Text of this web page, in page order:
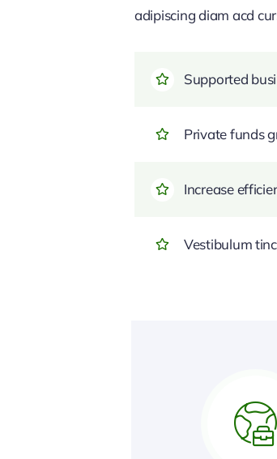
adipiscing diam acd
Supported
Private funds
Increase
Vestibulum